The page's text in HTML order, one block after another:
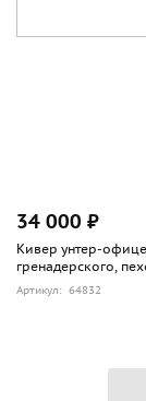
34 000 ₽
Кивер унтер-
гренадерского,
Артикул: 64832